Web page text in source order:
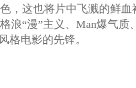
，这也将片中飞溅的鲜
浪“漫”主义、Man爆气质
格电影的先锋。